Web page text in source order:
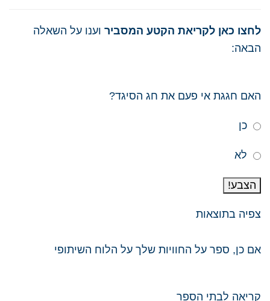
לחצו כאן לקריאת הקטע המסביר וענו על השאלה
הבאה:
האם חגגת אי פעם את חג הסיגד?
כן
לא
הצבע!
צפיה בתוצאות
אם כן, ספר על החוויות ​שלך על הלוח השיתופי​
קריאה לבתי הספר